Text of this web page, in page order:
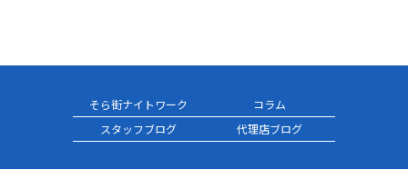
そら街ナイトワーク
コラム
スタッフブログ
代理店ブログ